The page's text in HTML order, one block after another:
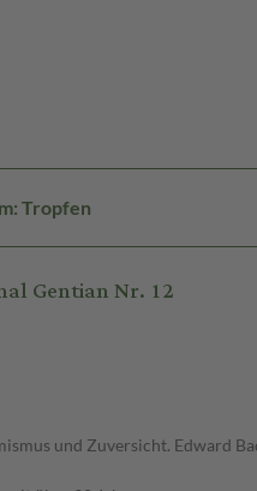
Tropfen
Gentian Nr. 12
und Zuversicht. Edward